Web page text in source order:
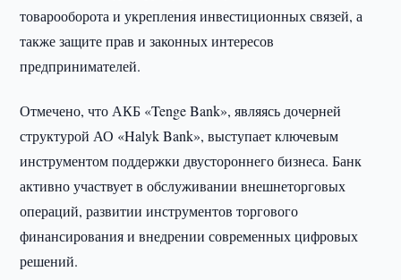
товарооборота и укрепления инвестиционных связей, а
также защите прав и законных интересов
предпринимателей.
Отмечено, что АКБ «Tenge Bank», являясь дочерней
структурой АО «Halyk Bank», выступает ключевым
инструментом поддержки двустороннего бизнеса. Банк
активно участвует в обслуживании внешнеторговых
операций, развитии инструментов торгового
финансирования и внедрении современных цифровых
решений.